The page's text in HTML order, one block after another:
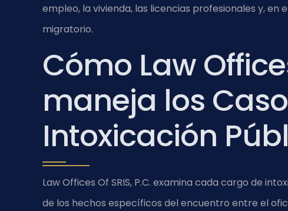
empleo, la vivienda, las licencias profesionales y, en
migratorio.
Cómo Law
maneja los
Intoxicación
Law Offices Of SRIS, P.C. examina cada cargo de
de los hechos específicos del encuentro entre el